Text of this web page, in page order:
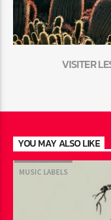
VISITER
YOU MAY ALSO LIKE
MUSIC LABELS